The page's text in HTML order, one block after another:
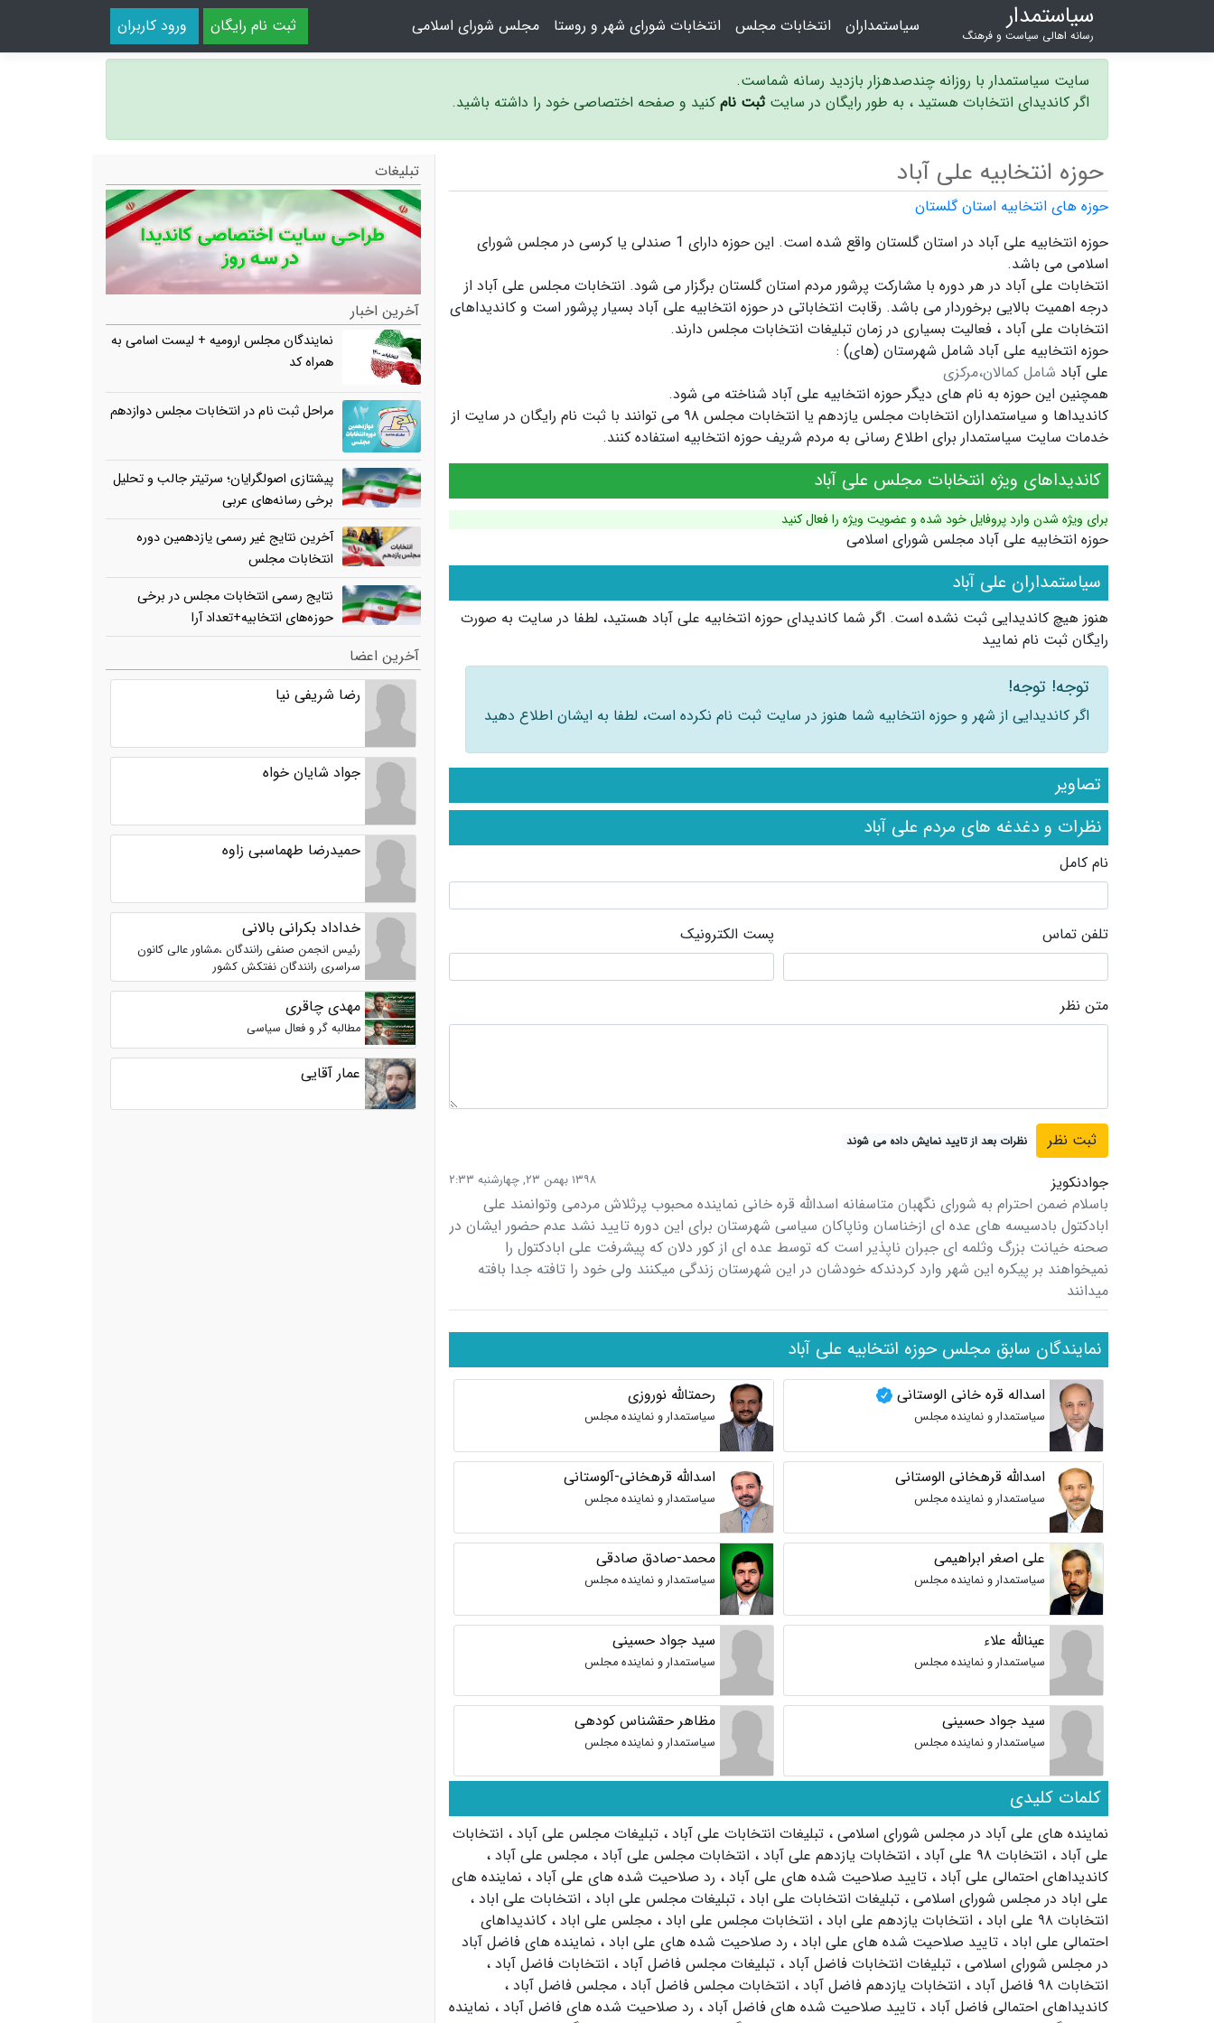
سیاستمدار
رسانه اهالی سیاست و فرهنگ ثبت نام رایگان ورود کاربران سیاستمداران انتخابات مجلس انتخابات شورای شهر و روستا مجلس شورای اسلامی
سایت سیاستمدار با روزانه چندصدهزار بازدید رسانه شماست.
اگر کاندیدای انتخابات هستید ، به طور رایگان در سایت ثبت نام کنید و صفحه اختصاصی خود را داشته باشید.
حوزه انتخابیه علی آباد
حوزه های انتخابیه استان گلستان
حوزه انتخابیه علی آباد در استان گلستان واقع شده است. این حوزه دارای 1 صندلی یا کرسی در مجلس شورای
اسلامی می باشد.
انتخابات علی آباد در هر دوره با مشارکت پرشور مردم استان گلستان برگزار می شود. انتخابات مجلس علی آباد از
درجه اهمیت بالایی برخوردار می باشد. رقابت انتخاباتی در حوزه انتخابیه علی آباد بسیار پرشور است و کاندیداهای
انتخابات علی آباد ، فعالیت بسیاری در زمان تبلیغات انتخابات مجلس دارند.
حوزه انتخابیه علی آباد شامل شهرستان (های) :
علی آباد شامل کمالان،مرکزی
همچنین این حوزه به نام های دیگر حوزه انتخابیه علی آباد شناخته می شود.
کاندیداها و سیاستمداران انتخابات مجلس یازدهم یا انتخابات مجلس ۹۸ می توانند با ثبت نام رایگان در سایت از
خدمات سایت سیاستمدار برای اطلاع رسانی به مردم شریف حوزه انتخابیه استفاده کنند.
کاندیداهای ویژه انتخابات مجلس علی آباد
برای ویژه شدن وارد پروفایل خود شده و عضویت ویژه را فعال کنید
حوزه انتخابیه علی آباد مجلس شورای اسلامی
سیاستمداران علی آباد
هنوز هیچ کاندیدایی ثبت نشده است. اگر شما کاندیدای حوزه انتخابیه علی آباد هستید، لطفا در سایت به صورت
رایگان ثبت نام نمایید
توجه! توجه!
اگر کاندیدایی از شهر و حوزه انتخابیه شما هنوز در سایت ثبت نام نکرده است، لطفا به ایشان اطلاع دهید
تصاویر
نظرات و دغدغه های مردم علی آباد
نام کامل
تلفن تماس پست الکترونیک
متن نظر
نظرات بعد از تایید نمایش داده می شوند
جوادنکویز ۱۳۹۸ بهمن ۲۳, چهارشنبه ۲:۳۳
باسلام ضمن احترام به شورای نگهبان متاسفانه اسدالله قره خانی نماینده محبوب پرثلاش مردمی وتوانمند علی
ابادکتول بادسیسه های عده ای ازخناسان وناپاکان سیاسی شهرستان برای این دوره تایید نشد عدم حضور ایشان در
صحنه خیانت بزرگ وثلمه ای جبران ناپذیر است که توسط عده ای از کور دلان که پیشرفت علی ابادکتول را
نمیخواهند بر پیکره این شهر وارد کردندکه خودشان در این شهرستان زندگی میکنند ولی خود را تافته جدا بافته
میدانند
نمایندگان سابق مجلس حوزه انتخابیه علی آباد
اسداله قره خانی الوستانی
سیاستمدار و نماینده مجلس
رحمتالله نوروزی
سیاستمدار و نماینده مجلس
اسدالله قرهخانی الوستانی
سیاستمدار و نماینده مجلس
اسدالله قرهخانی-آلوستانی
سیاستمدار و نماینده مجلس
علی اصغر ابراهیمی
سیاستمدار و نماینده مجلس
محمد-صادق صادقی
سیاستمدار و نماینده مجلس
عینالله علاء
سیاستمدار و نماینده مجلس
سید جواد حسینی
سیاستمدار و نماینده مجلس
سید جواد حسینی
سیاستمدار و نماینده مجلس
مظاهر حقشناس کودهی
سیاستمدار و نماینده مجلس
کلمات کلیدی
نماینده های علی آباد در مجلس شورای اسلامی ، تبلیغات انتخابات علی آباد ، تبلیغات مجلس علی آباد ، انتخابات
علی آباد ، انتخابات ۹۸ علی آباد ، انتخابات یازدهم علی آباد ، انتخابات مجلس علی آباد ، مجلس علی آباد ،
کاندیداهای احتمالی علی آباد ، تایید صلاحیت شده های علی آباد ، رد صلاحیت شده های علی آباد ، نماینده های
علی اباد در مجلس شورای اسلامی ، تبلیغات انتخابات علی اباد ، تبلیغات مجلس علی اباد ، انتخابات علی اباد ،
انتخابات ۹۸ علی اباد
، انتخابات یازدهم علی اباد ، انتخابات مجلس علی اباد ، مجلس علی اباد ، کاندیداهای
احتمالی علی اباد ، تایید صلاحیت شده های علی اباد ، رد صلاحیت شده های علی اباد ، نماینده های فاضل آباد
در مجلس شورای اسلامی ، تبلیغات انتخابات فاضل آباد ، تبلیغات مجلس فاضل آباد ، انتخابات فاضل آباد ،
انتخابات ۹۸ فاضل آباد
، انتخابات یازدهم فاضل آباد ، انتخابات مجلس فاضل آباد ، مجلس فاضل آباد ،
کاندیداهای احتمالی فاضل آباد ، تایید صلاحیت شده های فاضل آباد ، رد صلاحیت شده های فاضل آباد ، نماینده
تبلیغات
آخرین اخبار
نمایندگان مجلس ارومیه + لیست اسامی به
همراه کد
مراحل ثبت نام در انتخابات مجلس دوازدهم
پیشتازی اصولگرایان؛ سرتیتر جالب و تحلیل
برخی رسانه‌های عربی
آخرین نتایج غیر رسمی یازدهمین دوره
انتخابات مجلس
نتایج رسمی انتخابات مجلس در برخی
حوزه‌های انتخابیه+تعداد آرا
آخرین اعضا
رضا شریفی نیا
جواد شایان خواه
حمیدرضا طهماسبی زاوه
خداداد بکرانی بالانی
رئیس انجمن صنفی رانندگان ،مشاور عالی کانون
سراسری رانندگان نفتکش کشور
مهدی چاقری
مطالبه گر و فعال سیاسی
عمار آقایی